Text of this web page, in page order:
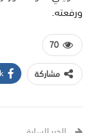
ورفعته.
70
مشاركة